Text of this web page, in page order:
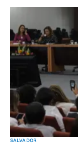
SALVADOR